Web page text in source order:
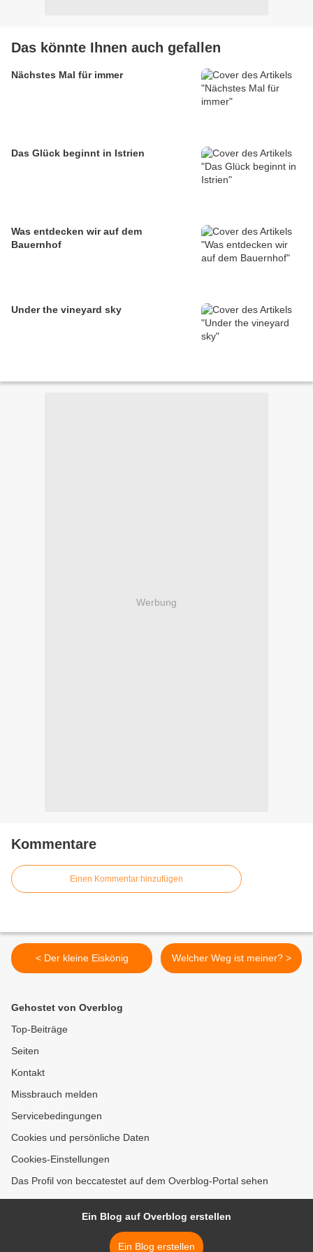
Das könnte Ihnen auch gefallen
Nächstes Mal für immer
Das Glück beginnt in Istrien
Was entdecken wir auf dem
Bauernhof
Under the vineyard sky
Werbung
Kommentare
Einen Kommentar hinzufügen
< Der kleine Eiskönig Welcher Weg ist meiner? >
Gehostet von Overblog
Top-Beiträge
Seiten
Kontakt
Missbrauch melden
Servicebedingungen
Cookies und persönliche Daten
Cookies-Einstellungen
Das Profil von beccatestet auf dem Overblog-Portal sehen
Ein Blog auf Overblog erstellen
Ein Blog erstellen